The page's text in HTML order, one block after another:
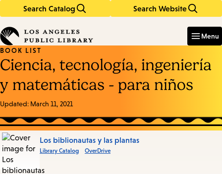
Search Catalog Search Website
in
keywords
Menu
BOOK LIST
Ciencia, tecnología, ingeniería
y matemáticas - para niños
Updated: March 11, 2021
Books
in
Los biblionautas y las plantas
Library Catalog OverDrive